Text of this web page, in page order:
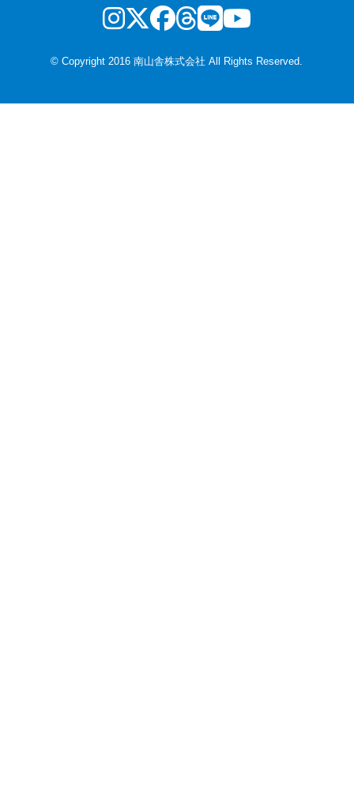
© Copyright 2016 南山舎株式会社 All Rights Reserved.